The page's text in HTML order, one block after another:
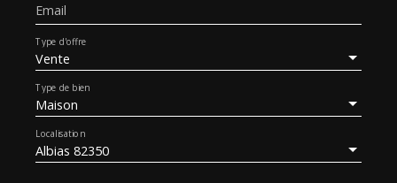
Email
Vente
Type d'offre
Maison
Type de bien
Albias 82350
Localisation